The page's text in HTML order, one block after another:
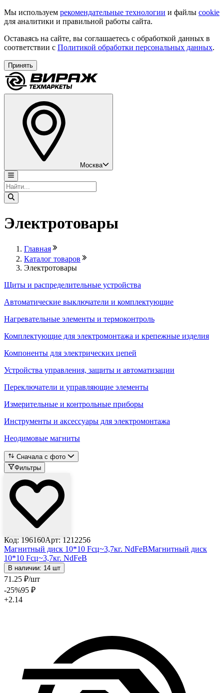
Мы используем рекомендательные технологии и файлы cookie
для аналитики и правильной работы сайта.
Оставаясь на сайте, вы соглашаетесь с обработкой данных в
соответствии с Политикой обработки персональных данных.
Принять
Москва
Электротовары
Главная
Каталог товаров
Электротовары
Щиты и распределительные устройства
Автоматические выключатели и комплектующие
Нагревательные элементы и термоконтроль
Комплектующие для электромонтажа и крепежные изделия
Компоненты для электрических цепей
Устройства управления, защиты и автоматизации
Переключатели и управляющие элементы
Измерительные и контрольные приборы
Инструменты и аксессуары для электромонтажа
Неодимовые магниты
Сначала с фото
Фильтры
Код: 196160Арт: 1212256
Магнитный диск 10*10 Fсц~3,7кг. NdFeBМагнитный диск
10*10 Fсц~3,7кг. NdFeB
В наличии: 14 шт
71 .25 ₽/шт
-25%95 ₽
+2.14